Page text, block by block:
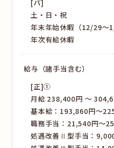
[パ]
土・日・祝
年末年始休暇（12/29～1/
年次有給休暇
給与（諸手当含む）
[正]①
月給 238,400円 〜
基本給：193,860円～
職務手当：21,540円～
処遇改善Ⅱ型手当：